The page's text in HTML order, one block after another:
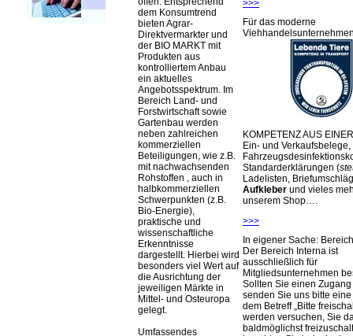
dem Konsumtrend
bieten Agrar-
Direktvermarkter und
der BIO MARKT mit
Produkten aus
kontrolliertem Anbau
ein aktuelles
Angebotsspektrum. Im
Bereich Land- und
Forstwirtschaft sowie
Gartenbau werden
neben zahlreichen
kommerziellen
Beteiligungen, wie z.B.
mit nachwachsenden
Rohstoffen , auch in
halbkommerziellen
Schwerpunkten (z.B.
Bio-Energie),
praktische und
wissenschaftliche
Erkenntnisse
dargestellt. Hierbei wird
besonders viel Wert auf
die Ausrichtung der
jeweiligen Märkte in
Mittel- und Osteuropa
gelegt.
Umfassendes
>>>
Für das moderne
KOMPETENZ AUS
Ein- und Verkaufsbelege,
Standarderklärungen (
Ladelisten,
Aufkleber und vieles
unserem Shop….
>>>
In eigener Sache:
Der Bereich Interna ist
ausschließlich für
Mitgliedsunternehmen
Sollten Sie einen
senden Sie uns bitte
dem Betreff „Bitte
werden versuchen, Sie
baldmöglichst